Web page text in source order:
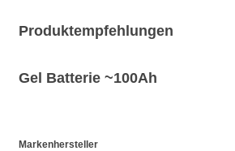
Produktempfehlungen
Gel Batterie ~100Ah
Markenhersteller